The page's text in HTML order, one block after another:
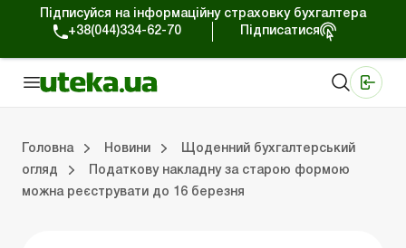
Підписуйся на інформаційну страховку бухгалтера
+38(044)334-62-70
Підписатися
Головна Новини
Щоденний бухгалтерський
огляд
Податкову накладну за старою формою
можна реєструвати до 16 березня